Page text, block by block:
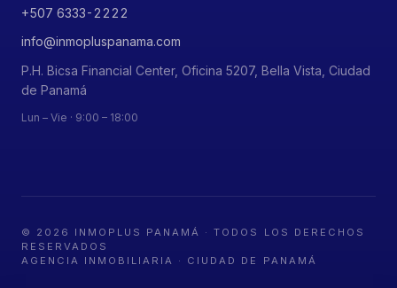
+507 6333-2222
info@inmopluspanama.com
P.H. Bicsa Financial Center, Oficina 5207, Bella Vista, Ciudad
de Panamá
Lun – Vie · 9:00 – 18:00
© 2026
INMOPLUS PANAMÁ · TODOS LOS DERECHOS
RESERVADOS
AGENCIA INMOBILIARIA · CIUDAD DE PANAMÁ